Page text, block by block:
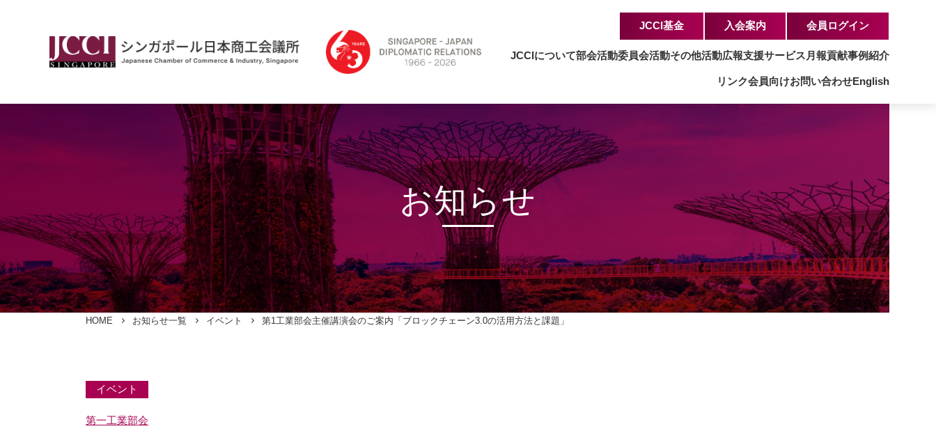
JCCI基金 入会案内 会員ログイン
JCCIについて部会活動委員会活動その他活動広報支援サービス 月報貢献事例紹介
リンク会員向けお問い合わせEnglish
お知らせ
HOME お知らせ一覧 イベント 第1工業部会主催講演会のご案内「ブロックチェーン3.0の活用方法と課題」
イベント
第一工業部会